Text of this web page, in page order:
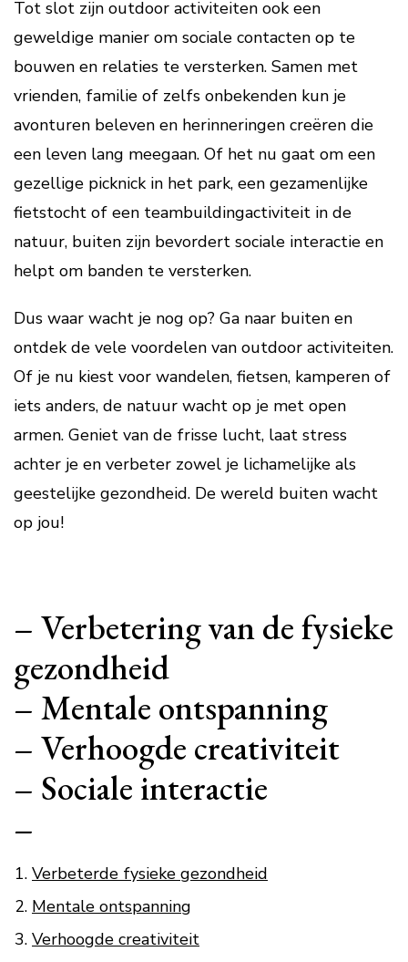
Tot slot zijn outdoor activiteiten ook een
geweldige manier om sociale contacten op te
bouwen en relaties te versterken. Samen met
vrienden, familie of zelfs onbekenden kun je
avonturen beleven en herinneringen creëren die
een leven lang meegaan. Of het nu gaat om een
gezellige picknick in het park, een gezamenlijke
fietstocht of een teambuildingactiviteit in de
natuur, buiten zijn bevordert sociale interactie en
helpt om banden te versterken.
Dus waar wacht je nog op? Ga naar buiten en
ontdek de vele voordelen van outdoor activiteiten.
Of je nu kiest voor wandelen, fietsen, kamperen of
iets anders, de natuur wacht op je met open
armen. Geniet van de frisse lucht, laat stress
achter je en verbeter zowel je lichamelijke als
geestelijke gezondheid. De wereld buiten wacht
op jou!
– Verbetering van de fysieke
gezondheid
– Mentale ontspanning
– Verhoogde creativiteit
– Sociale interactie
–
Verbeterde fysieke gezondheid
Mentale ontspanning
Verhoogde creativiteit